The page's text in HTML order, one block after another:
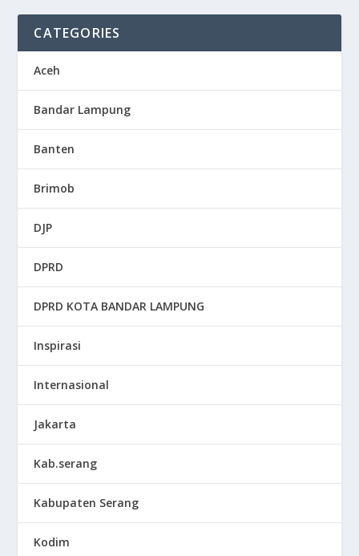
CATEGORIES
Aceh
Bandar Lampung
Banten
Brimob
DJP
DPRD
DPRD KOTA BANDAR LAMPUNG
Inspirasi
Internasional
Jakarta
Kab.serang
Kabupaten Serang
Kodim